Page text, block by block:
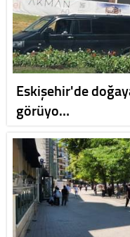
Eskişehir'de
görüyo…